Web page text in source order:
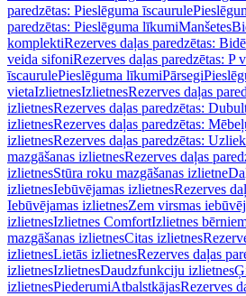
paredzētas: Pieslēguma īscaurule
paredzētas: Pieslēguma līkumiManšetes
komplektiRezerves daļas paredzētas:
veida sifoniRezerves daļas paredzētas: P
īscaurulePieslēguma līkumiPārsegi
vietaIzlietnesIzlietnesRezerves daļas
izlietnesRezerves daļas paredzētas:
izlietnesRezerves daļas paredzētas:
izlietnesRezerves daļas paredzētas:
mazgāšanas izlietnesRezerves daļas
izlietnesStūra roku mazgāšanas izlietne
izlietnesIebūvējamas izlietnesRezerves
Iebūvējamas izlietnesZem virsmas
izlietnesIzlietnes ComfortIzlietnes
mazgāšanas izlietnesCitas izlietnes
izlietnesLietās izlietnesRezerves daļas
izlietnesIzlietnesDaudzfunkciju izlietnes
izlietnesPiederumiAtbalstkājasRezerves